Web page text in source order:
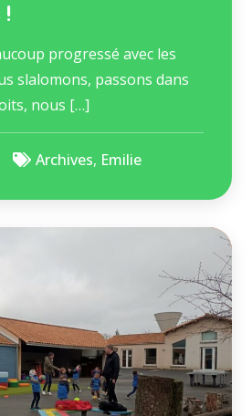
!
progressé avec les
slalomons, passons dans
nous […]
Archives, Emilie